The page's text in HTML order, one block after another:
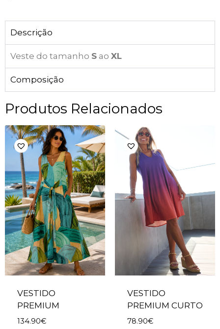
Descrição
Veste do tamanho S ao XL
Composição
Produtos Relacionados
VESTIDO
PREMIUM
134.90€
VESTIDO
PREMIUM CURTO
78.90€